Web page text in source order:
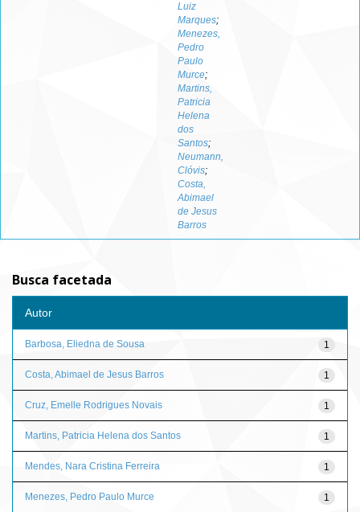
Luiz
Marques;
Menezes,
Pedro
Paulo
Murce;
Martins,
Patricia
Helena
dos
Santos;
Neumann,
Clóvis;
Costa,
Abimael
de Jesus
Barros
Busca facetada
Autor
1
Barbosa, Eliedna de Sousa
1
Costa, Abimael de Jesus Barros
1
Cruz, Emelle Rodrigues Novais
1
Martins, Patricia Helena dos Santos
1
Mendes, Nara Cristina Ferreira
1
Menezes, Pedro Paulo Murce